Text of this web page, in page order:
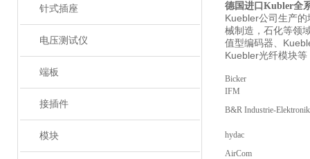
针式插座
电压测试仪
端板
接插件
模块
德国进口Kubler全
Kuebler公司生产
械制造，石化等领
值型编码器、
Kuebler光纤模块等
Bicker
IFM
B&R Industrie-
hydac
AirCom